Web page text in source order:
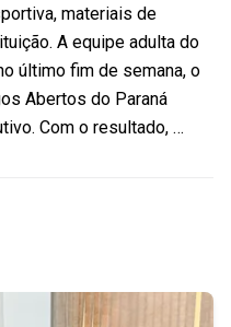
materiais de
A equipe adulta do
último fim de semana, o
Abertos do Paraná
Com o resultado, …